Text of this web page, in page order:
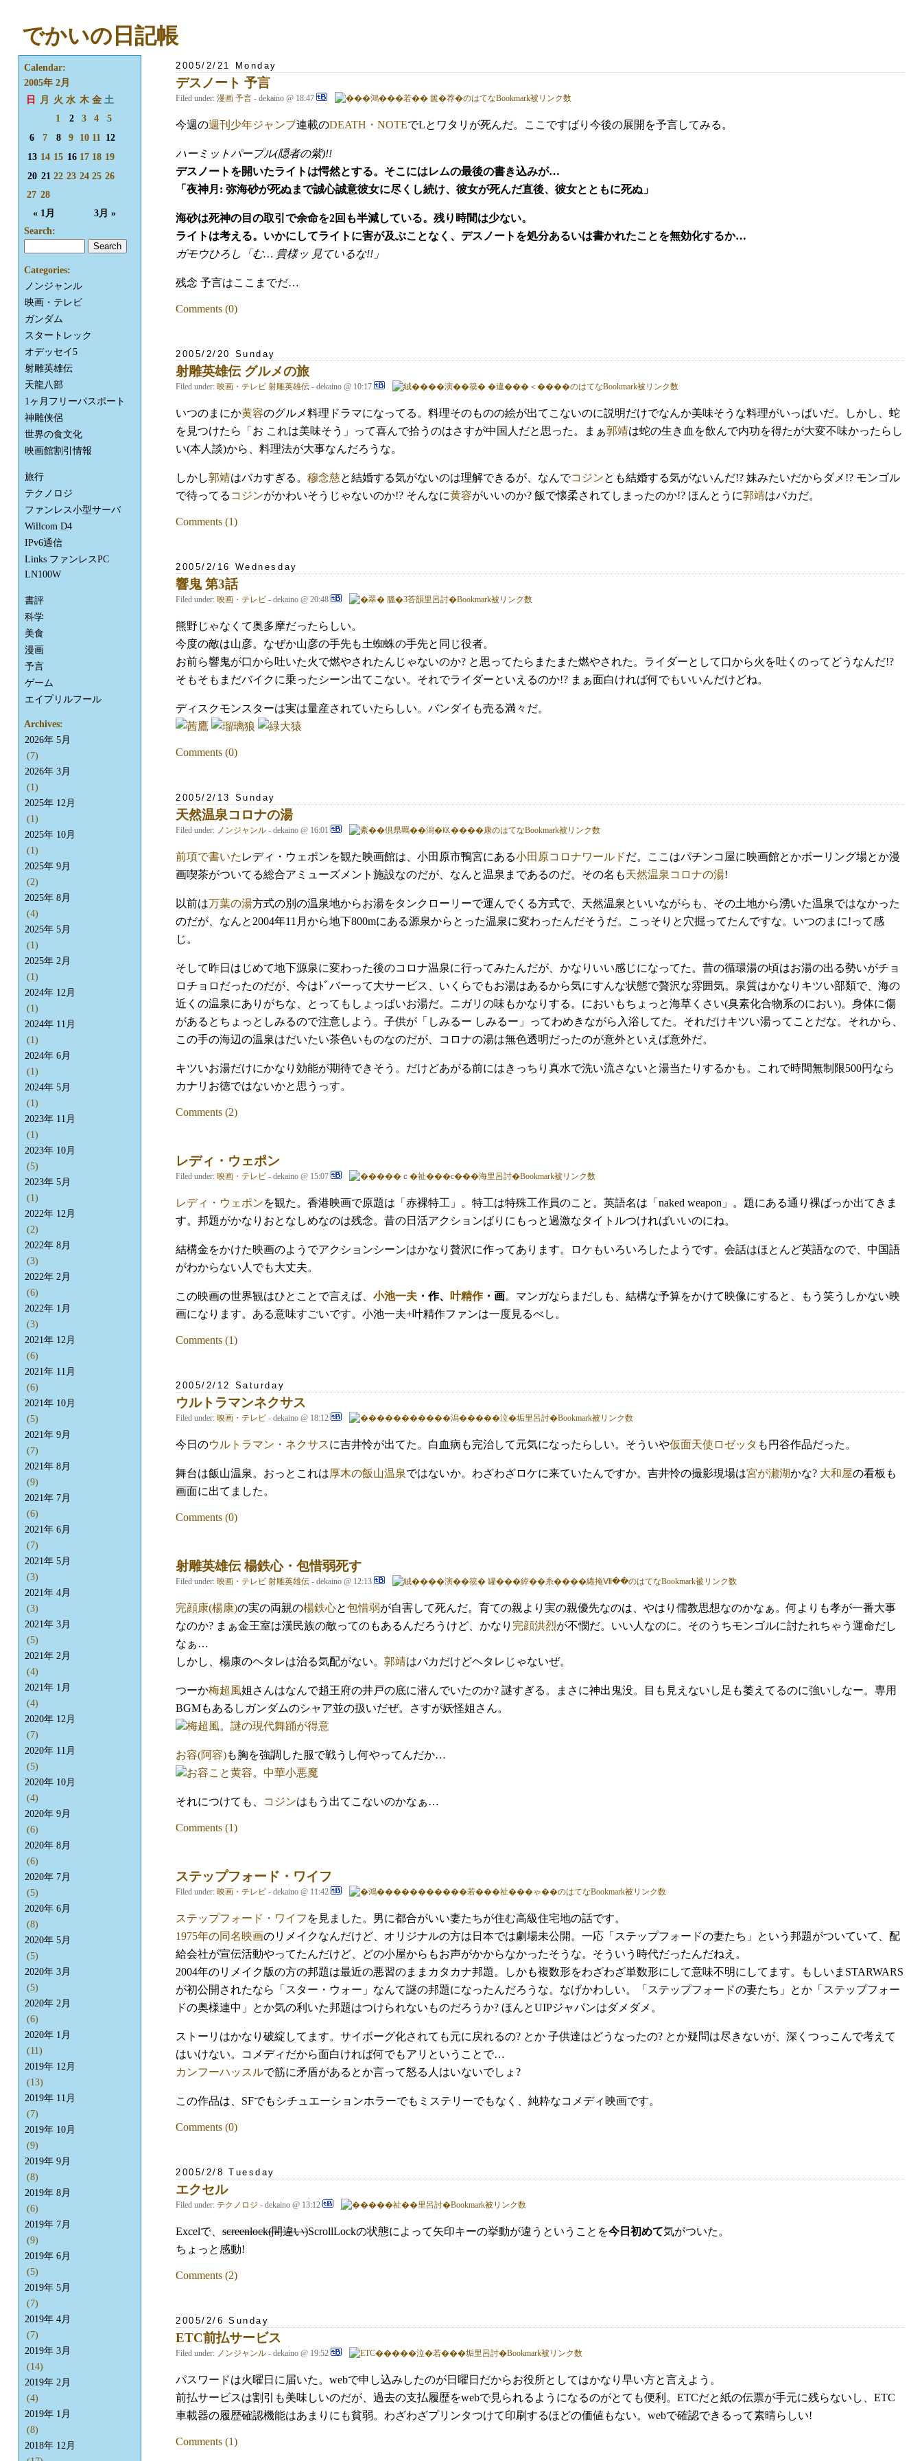
でかいの日記帳
2005/2/21 Monday
デスノート 予言
Filed under: 漫画 予言 - dekaino @ 18:47
今週の週刊少年ジャンプ連載のDEATH・NOTEでLとワタリが死んだ。ここですばり今後の展開を予言してみる。
ハーミットパープル(隠者の紫)!!
デスノートを開いたライトは愕然とする。そこにはレムの最後の書き込みが…
「夜神月: 弥海砂が死ぬまで誠心誠意彼女に尽くし続け、彼女が死んだ直後、彼女とともに死ぬ」
海砂は死神の目の取引で余命を2回も半減している。残り時間は少ない。
ライトは考える。いかにしてライトに害が及ぶことなく、デスノートを処分あるいは書かれたことを無効化するか…
ガモウひろし「む… 貴様ッ 見ているな!!」
残念 予言はここまでだ…
Comments (0)
2005/2/20 Sunday
射雕英雄伝 グルメの旅
Filed under: 映画・テレビ 射雕英雄伝 - dekaino @ 10:17
いつのまにか黄容のグルメ料理ドラマになってる。料理そのものの絵が出てこないのに説明だけでなんか美味そうな料理がいっぱいだ。しかし、蛇
を見つけたら「お これは美味そう」って喜んで拾うのはさすが中国人だと思った。まぁ郭靖は蛇の生き血を飲んで内功を得たが大変不味かったらし
い(本人談)から、料理法が大事なんだろうな。
しかし郭靖はバカすぎる。 穆念慈と結婚する気がないのは理解できるが、なんでコジンとも結婚する気がないんだ!? 妹みたいだからダメ!? モンゴル
で待ってる コジンがかわいそうじゃないのか!? そんなに黄容がいいのか? 飯で懐柔されてしまったのか!? ほんとうに郭靖はバカだ。
Comments (1)
2005/2/16 Wednesday
響鬼 第3話
Filed under: 映画・テレビ - dekaino @ 20:48
熊野じゃなくて奥多摩だったらしい。
今度の敵は山彦。なぜか山彦の手先も土蜘蛛の手先と同じ役者。
お前ら響鬼が口から吐いた火で燃やされたんじゃないのか? と思ってたらまたまた燃やされた。ライダーとして口から火を吐くのってどうなんだ!?
そもそもまだバイクに乗ったシーン出てこない。それでライダーといえるのか!? まぁ面白ければ何でもいいんだけどね。
ディスクモンスターは実は量産されていたらしい。バンダイも売る満々だ。
Comments (0)
2005/2/13 Sunday
天然温泉コロナの湯
Filed under: ノンジャンル - dekaino @ 16:01
前項で書いた レディ・ウェポンを観た映画館は、小田原市鴨宮にある小田原コロナワールドだ。ここはパチンコ屋に映画館とかボーリング場とか漫
画喫茶がついてる総合アミューズメント施設なのだが、なんと温泉まであるのだ。その名も天然温泉コロナの湯!
以前は万葉の湯方式の別の温泉地からお湯をタンクローリーで運んでくる方式で、天然温泉といいながらも、その土地から湧いた温泉ではなかった
のだが、なんと2004年11月から地下800mにある源泉からとった温泉に変わったんだそうだ。こっそりと穴掘ってたんですな。いつのまに!って感
じ。
そして昨日はじめて地下源泉に変わった後のコロナ温泉に行ってみたんだが、かなりいい感じになってた。昔の循環湯の頃はお湯の出る勢いがチョ
ロチョロだったのだが、今はﾄﾞバーって大サービス、いくらでもお湯はあるから気にすんな状態で贅沢な雰囲気。泉質はかなりキツい部類で、海の
近くの温泉にありがちな、とってもしょっぱいお湯だ。ニガリの味もかなりする。においもちょっと海草くさい(臭素化合物系のにおい)。身体に傷
があるとちょっとしみるので注意しよう。子供が「しみるー しみるー」ってわめきながら入浴してた。それだけキツい湯ってことだな。それから、
この手の海辺の温泉はだいたい茶色いものなのだが、コロナの湯は無色透明だったのが意外といえば意外だ。
キツいお湯だけにかなり効能が期待できそう。だけどあがる前にはきっちり真水で洗い流さないと湯当たりするかも。これで時間無制限500円なら
カナリお徳ではないかと思うっす。
Comments (2)
レディ・ウェポン
Filed under: 映画・テレビ - dekaino @ 15:07
レディ・ウェポンを観た。香港映画で原題は「赤裸特工」。特工は特殊工作員のこと。英語名は「naked weapon」。題にある通り裸ばっか出てきま
す。邦題がかなりおとなしめなのは残念。昔の日活アクションばりにもっと過激なタイトルつければいいのにね。
結構金をかけた映画のようでアクションシーンはかなり贅沢に作ってあります。ロケもいろいろしたようです。会話はほとんど英語なので、中国語
がわからない人でも大丈夫。
この映画の世界観はひとことで言えば、 小池一夫 ・作、 叶精作・画。マンガならまだしも、結構な予算をかけて映像にすると、もう笑うしかない映
画になります。ある意味すごいです。小池一夫+叶精作ファンは一度見るべし。
Comments (1)
2005/2/12 Saturday
ウルトラマンネクサス
Filed under: 映画・テレビ - dekaino @ 18:12
今日のウルトラマン・ネクサスに吉井怜が出てた。白血病も完治して元気になったらしい。そういや仮面天使ロゼッタ も円谷作品だった。
舞台は飯山温泉。おっとこれは厚木の飯山温泉ではないか。わざわざロケに来ていたんですか。吉井怜の撮影現場は宮が瀬湖かな? 大和屋の看板も
画面に出てました。
Comments (0)
射雕英雄伝 楊鉄心・包惜弱死す
Filed under: 映画・テレビ 射雕英雄伝 - dekaino @ 12:13
完顔康(楊康)の実の両親の楊鉄心と包惜弱が自害して死んだ。育ての親より実の親優先なのは、やはり儒教思想なのかなぁ。何よりも孝が一番大事
なのか? まぁ金王室は漢民族の敵ってのもあるんだろうけど、かなり 完顔洪烈が不憫だ。いい人なのに。そのうちモンゴルに討たれちゃう運命だし
なぁ…
しかし、楊康のヘタレは治る気配がない。 郭靖はバカだけどヘタレじゃないぜ。
つーか梅超風姐さんはなんで趙王府の井戸の底に潜んでいたのか? 謎すぎる。まさに神出鬼没。目も見えないし足も萎えてるのに強いしなー。専用
BGMもあるしガンダムのシャア並の扱いだぜ。さすが妖怪姐さん。
梅超風。謎の現代舞踊が得意
お容(阿容)も胸を強調した服で戦うし何やってんだか…
お容こと黄容。中華小悪魔
それにつけても、 コジンはもう出てこないのかなぁ…
Comments (1)
ステップフォード・ワイフ
Filed under: 映画・テレビ - dekaino @ 11:42
ステップフォード・ワイフ を見ました。男に都合がいい妻たちが住む高級住宅地の話です。
1975年の同名映画のリメイクなんだけど、オリジナルの方は日本では劇場未公開。一応「ステップフォードの妻たち」という邦題がついていて、配
給会社が宣伝活動やってたんだけど、どの小屋からもお声がかからなかったそうな。そういう時代だったんだねえ。
2004年のリメイク版の方の邦題は最近の悪習のままカタカナ邦題。しかも複数形をわざわざ単数形にして意味不明にしてます。もしいまSTARWARS
が初公開されたなら「スター・ウォー」なんて謎の邦題になったんだろうな。なげかわしい。「ステップフォードの妻たち」とか「ステップフォー
ドの奥様連中」とか気の利いた邦題はつけられないものだろうか? ほんとUIPジャパンはダメダメ。
ストーリはかなり破綻してます。サイボーグ化されても元に戻れるの? とか 子供達はどうなったの? とか疑問は尽きないが、深くつっこんで考えて
はいけない。コメディだから面白ければ何でもアリということで…
カンフーハッスルで筋に矛盾があるとか言って怒る人はいないでしょ?
この作品は、SFでもシチュエーションホラーでもミステリーでもなく、純粋なコメディ映画です。
Comments (0)
2005/2/8 Tuesday
エクセル
Filed under: テクノロジ - dekaino @ 13:12
Excelで、 screenlock(間違い)ScrollLockの状態によって矢印キーの挙動が違うということを今日初めて気がついた。
ちょっと感動!
Comments (2)
2005/2/6 Sunday
ETC前払サービス
Filed under: ノンジャンル - dekaino @ 19:52
パスワードは火曜日に届いた。webで申し込みしたのが日曜日だからお役所としてはかなり早い方と言えよう。
前払サービスは割引も美味しいのだが、過去の支払履歴をwebで見られるようになるのがとても便利。ETCだと紙の伝票が手元に残らないし、ETC
車載器の履歴確認機能はあまりにも貧弱。わざわざプリンタつけて印刷するほどの価値もない。webで確認できるって素晴らしい!
Comments (1)
Calendar:
2005年 2月
日
月 火 水 木 金 土
« 1月 3月 »
1 2 3 4
5
6
7 8 9 10 11
12
13 14 15 16 17 18 19
20 21 22 23 24 25 26
27 28
Search:
Categories:
ノンジャンル
映画・テレビ
ガンダム
スタートレック
オデッセイ5
射雕英雄伝
天龍八部
1ヶ月フリーパスポート
神雕侠侶
世界の食文化
映画館割引情報
旅行
テクノロジ
ファンレス小型サーバ
Willcom D4
IPv6通信
Links ファンレスPC
LN100W
書評
科学
美食
漫画
予言
ゲーム
エイプリルフール
Archives:
2026年 5月
(7)
2026年 3月
(1)
2025年 12月
(1)
2025年 10月
(1)
2025年 9月
(2)
2025年 8月
(4)
2025年 5月
(1)
2025年 2月
(1)
2024年 12月
(1)
2024年 11月
(1)
2024年 6月
(1)
2024年 5月
(1)
2023年 11月
(1)
2023年 10月
(5)
2023年 5月
(1)
2022年 12月
(2)
2022年 8月
(3)
2022年 2月
(6)
2022年 1月
(3)
2021年 12月
(6)
2021年 11月
(6)
2021年 10月
(5)
2021年 9月
(7)
2021年 8月
(9)
2021年 7月
(6)
2021年 6月
(7)
2021年 5月
(3)
2021年 4月
(3)
2021年 3月
(5)
2021年 2月
(4)
2021年 1月
(4)
2020年 12月
(7)
2020年 11月
(5)
2020年 10月
(4)
2020年 9月
(6)
2020年 8月
(6)
2020年 7月
(5)
2020年 6月
(8)
2020年 5月
(5)
2020年 3月
(5)
2020年 2月
(6)
2020年 1月
(11)
2019年 12月
(13)
2019年 11月
(7)
2019年 10月
(9)
2019年 9月
(8)
2019年 8月
(6)
2019年 7月
(9)
2019年 6月
(5)
2019年 5月
(7)
2019年 4月
(7)
2019年 3月
(14)
2019年 2月
(4)
2019年 1月
(8)
2018年 12月